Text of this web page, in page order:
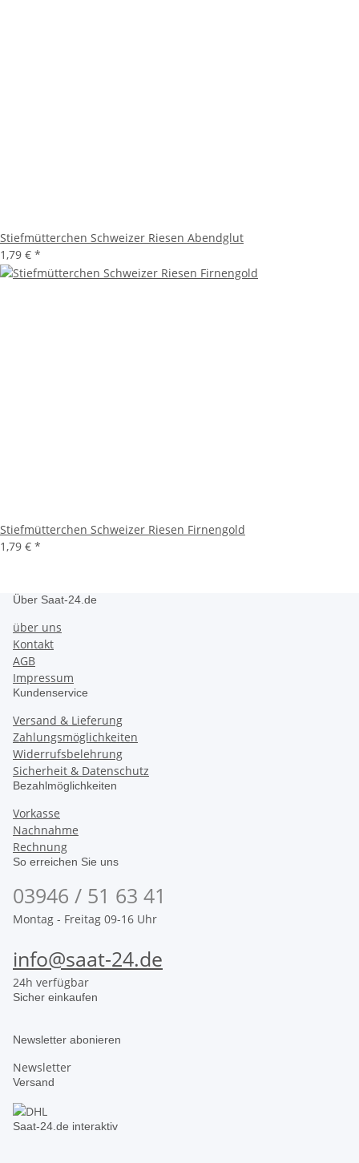
Stiefmütterchen Schweizer Riesen Abendglut
1,79 € *
Stiefmütterchen Schweizer Riesen Firnengold
1,79 € *
Über Saat-24.de
über uns
Kontakt
AGB
Impressum
Kundenservice
Versand & Lieferung
Zahlungsmöglichkeiten
Widerrufsbelehrung
Sicherheit & Datenschutz
Bezahlmöglichkeiten
Vorkasse
Nachnahme
Rechnung
So erreichen Sie uns
03946 / 51 63 41
Montag - Freitag 09-16 Uhr
info@saat-24.de
24h verfügbar
Sicher einkaufen
Newsletter abonieren
Newsletter
Versand
Saat-24.de interaktiv